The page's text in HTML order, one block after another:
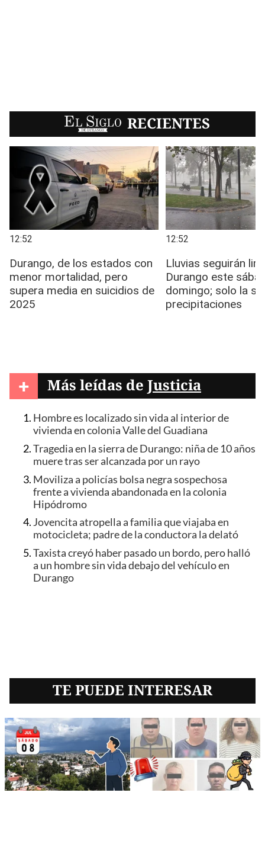
EL SIGLO RECIENTES
+ Más leídas de Justicia
Hombre es localizado sin vida al interior de
vivienda en colonia Valle del Guadiana
Tragedia en la sierra de Durango: niña de 10 años
muere tras ser alcanzada por un rayo
Moviliza a policías bolsa negra sospechosa
frente a vivienda abandonada en la colonia
Hipódromo
Jovencita atropella a familia que viajaba en
motocicleta; padre de la conductora la delató
Taxista creyó haber pasado un bordo, pero halló
a un hombre sin vida debajo del vehículo en
Durango
TE PUEDE INTERESAR